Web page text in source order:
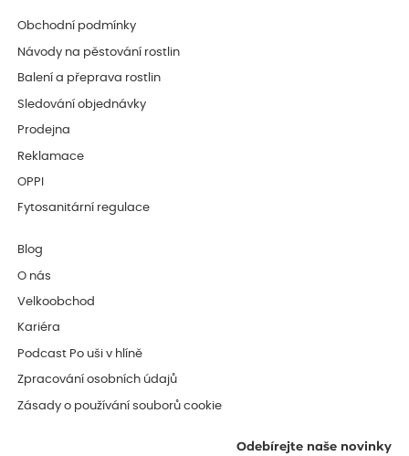
Obchodní podmínky
Návody na pěstování rostlin
Balení a přeprava rostlin
Sledování objednávky
Prodejna
Reklamace
OPPI
Fytosanitární regulace
Blog
O nás
Velkoobchod
Kariéra
Podcast Po uši v hlíně
Zpracování osobních údajů
Zásady o používání souborů cookie
Odebírejte naše novinky